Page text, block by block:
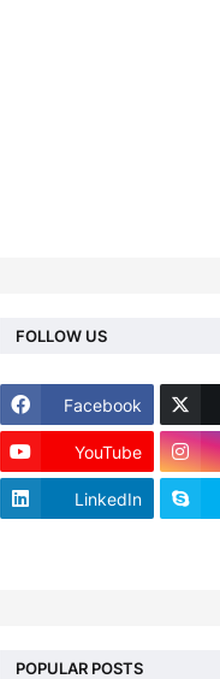
FOLLOW US
Facebook
YouTube
LinkedIn
POPULAR POSTS